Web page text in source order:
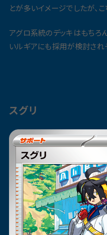
とが多いイメージでしたが、
アグロ系統のデッキはもちろ
いルギアにも採用が検討され
スグリ